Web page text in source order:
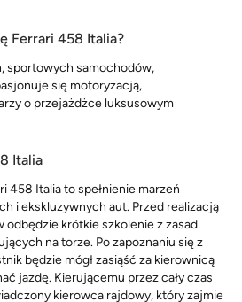
Ferrari 458 Italia?
sportowych samochodów,
się motoryzacją,
o przejażdżce luksusowym
Italia
458 Italia to spełnienie marzeń
i ekskluzywnych aut. Przed realizacją
odbędzie krótkie szkolenie z zasad
na torze. Po zapoznaniu się z
będzie mógł zasiąść za kierownicą
jazdę. Kierującemu przez cały czas
kierowca rajdowy, który zajmie